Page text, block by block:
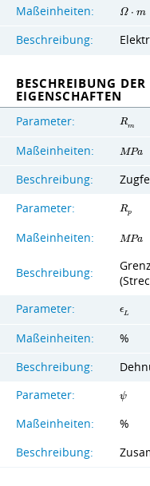
Maßeinheiten: Ω ⋅ m
Beschreibung:
BESCHREIBUNG
EIGENSCHAFTEN
Parameter: Rm
Maßeinheiten: MPa
Beschreibung:
Parameter:
Rp
Maßeinheiten: MPa
Beschreibung:
Parameter:
ϵL
Maßeinheiten:
%
Beschreibung:
Parameter:
ψ
Maßeinheiten:
%
Beschreibung: